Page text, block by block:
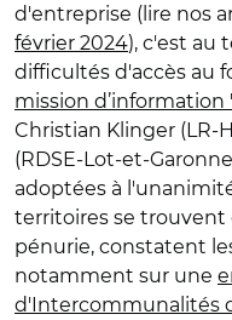
d'entreprise (lire nos
février 2024), c'est au
difficultés d'accès au
mission d’information
Christian Klinger (LR-
(RDSE-Lot-et-
adoptées à
territoires se trouvent
pénurie, constatent
notamment sur une
d'Intercommunalités